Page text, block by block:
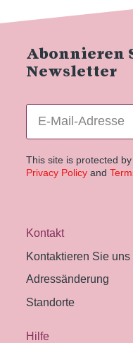
Abonnieren
Newsletter
This site is protected
Privacy Policyand
Kontakt
Kontaktieren Sie uns
Adressänderung
Standorte
Hilfe